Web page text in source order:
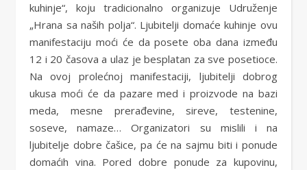
kuhinje“, koju tradicionalno organizuje Udruženje
„Hrana sa naših polja“. Ljubitelji domaće kuhinje ovu
manifestaciju moći će da posete oba dana između
12 i 20 časova a ulaz je besplatan za sve posetioce.
Na ovoj prolećnoj manifestaciji, ljubitelji dobrog
ukusa moći će da pazare med i proizvode na bazi
meda, mesne prerađevine, sireve, testenine,
soseve, namaze… Organizatori su mislili i na
ljubitelje dobre čašice, pa će na sajmu biti i ponude
domaćih vina. Pored dobre ponude za kupovinu,